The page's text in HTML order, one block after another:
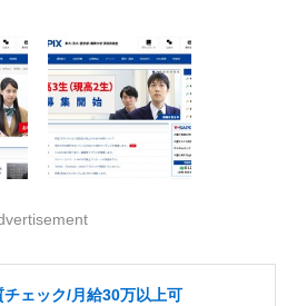
ェック/月給30万以上可